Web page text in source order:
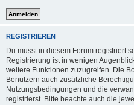
REGISTRIEREN
Du musst in diesem Forum registriert
Registrierung ist in wenigen
weitere Funktionen zuzugreifen. Die
Benutzern auch zusätzliche
Nutzungsbedingungen und die
registrierst. Bitte beachte auch die